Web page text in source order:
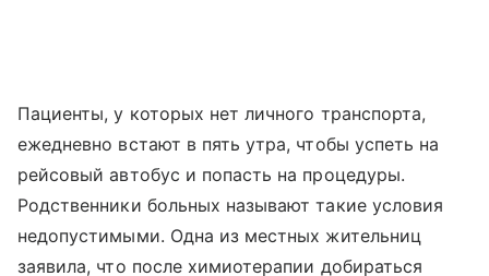
Пациенты, у которых нет личного транспорта,
ежедневно встают в пять утра, чтобы успеть на
рейсовый автобус и попасть на процедуры.
Родственники больных называют такие условия
недопустимыми. Одна из местных жительниц
заявила, что после химиотерапии добираться